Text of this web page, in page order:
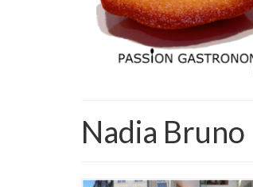
Nadia Bruno